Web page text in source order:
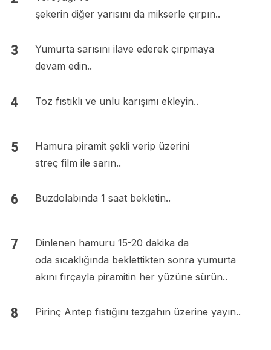
şekerin diğer yarısını da mikserle çırpın..
Yumurta sarısını ilave ederek çırpmaya
devam edin..
Toz fıstıklı ve unlu karışımı ekleyin..
Hamura piramit şekli verip üzerini
streç film ile sarın..
Buzdolabında 1 saat bekletin..
Dinlenen hamuru 15-20 dakika da
oda sıcaklığında beklettikten sonra yumurta
akını fırçayla piramitin her yüzüne sürün..
Pirinç Antep fıstığını tezgahın üzerine yayın..